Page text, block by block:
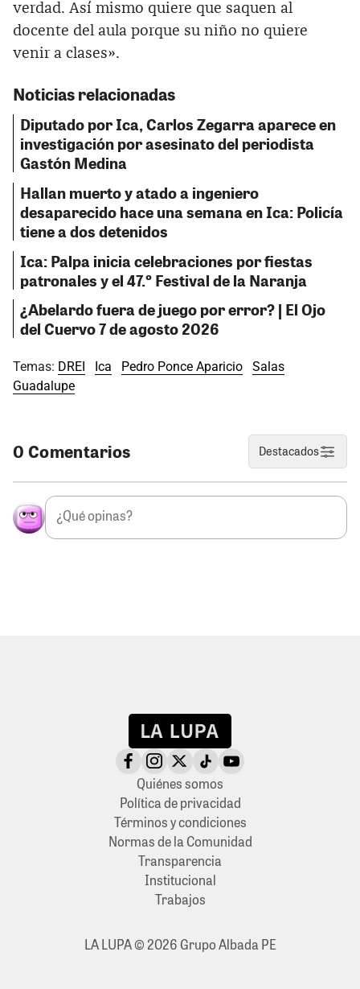
verdad. Así mismo quiere que saquen al
docente del aula porque su niño no quiere
venir a clases».
Noticias relacionadas
Diputado por Ica, Carlos Zegarra aparece en
investigación por asesinato del periodista
Gastón Medina
Hallan muerto y atado a ingeniero
desaparecido hace una semana en Ica: Policía
tiene a dos detenidos
Ica: Palpa inicia celebraciones por fiestas
patronales y el 47.º Festival de la Naranja
¿Abelardo fuera de juego por error? | El Ojo
del Cuervo 7 de agosto 2026
Temas: DREI Ica Pedro Ponce Aparicio
Salas
Guadalupe
0 Comentarios Destacados
Quiénes somos
Política de privacidad
Términos y condiciones
Normas de la Comunidad
Transparencia
Institucional
Trabajos
LA LUPA © 2026 Grupo Albada PE